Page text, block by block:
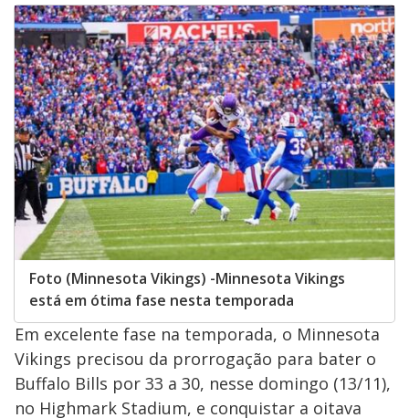
Foto (Minnesota Vikings) -Minnesota Vikings
está em ótima fase nesta temporada
Em excelente fase na temporada, o Minnesota
Vikings precisou da prorrogação para bater o
Buffalo Bills por 33 a 30, nesse domingo (13/11),
no Highmark Stadium, e conquistar a oitava